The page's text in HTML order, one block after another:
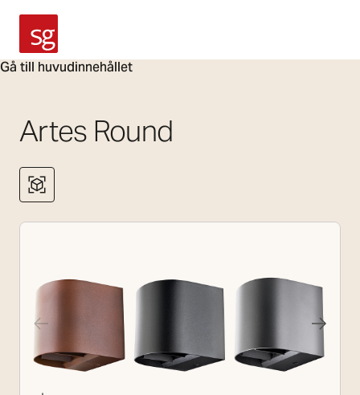
Gå till huvudinnehållet
SG Armaturen
Artes Round